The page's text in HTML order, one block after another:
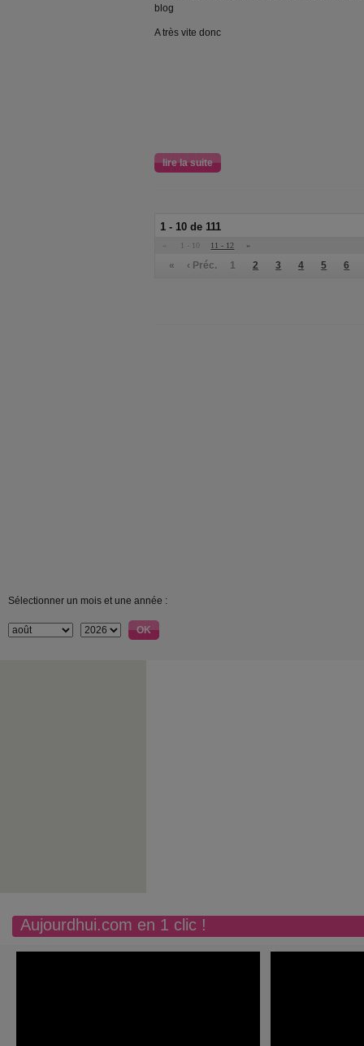
blog
A très vite donc
lire la suite
1 - 10 de 111
« 1 - 10 11 - 12 »
« ‹ Préc. 1 2 3 4 5 6
Sélectionner un mois et une année :
Aujourdhui.com en 1 clic !